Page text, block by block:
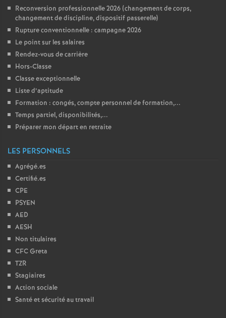
Reconversion professionnelle 2026 (changement de corps,
changement de discipline, dispositif passerelle)
Rupture conventionnelle : campagne 2026
Le point sur les salaires
Rendez-vous de carrière
Hors-Classe
Classe exceptionnelle
Liste d’aptitude
Formation : congés, compte personnel de formation,...
Temps partiel, disponibilités,...
Préparer mon départ en retraite
LES PERSONNELS
Agrégé.es
Certifié.es
CPE
PSYEN
AED
AESH
Non titulaires
CFC Greta
TZR
Stagiaires
Action sociale
Santé et sécurité au travail